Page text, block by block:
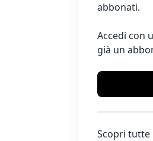
abbonati.
Accedi con
già un
Scopri tutte